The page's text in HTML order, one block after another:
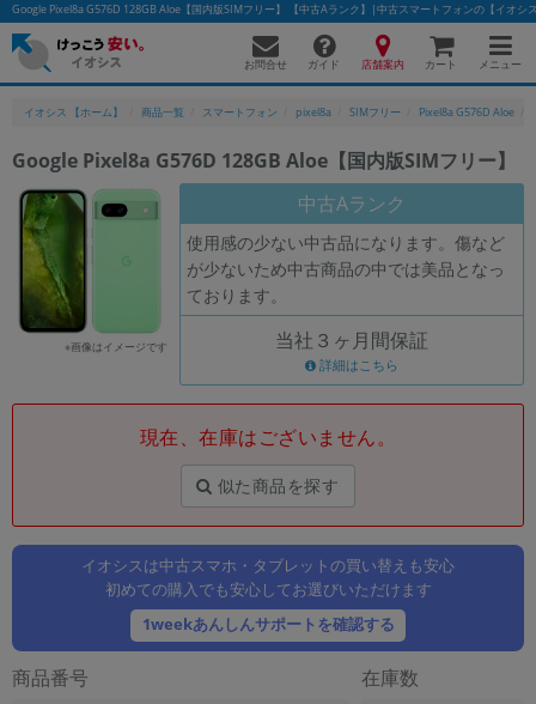
Google Pixel8a G576D 128GB Aloe【国内版SIMフリー】 【中古Aランク】|中古スマートフォンの【イオシ
お問合せ ガイド 店舗案内 カート メニュー
イオシス 【ホーム】 商品一覧 スマートフォン pixel8a SIMフリー Pixel8a G576D Aloe
Google Pixel8a G576D 128GB Aloe【国内版SIMフリー】
※画像はイメージです
中古Aランク
使用感の少ない中古品になります。傷など
が少ないため中古商品の中では美品となっ
ております。
当社３ヶ月間保証
詳細はこちら
現在、在庫はございません。
似た商品を探す
イオシスは中古スマホ・タブレットの買い替えも安心
初めての購入でも安心してお選びいただけます
1weekあんしんサポートを確認する
商品番号 在庫数
かんたんパソコン検索に切り替える
フリーワード
除外ワード
カテゴリー
商品ジャンルの絞り込み
「スマートフォン」「タブレット」など
製造、販売メーカーの絞り込み
「Apple」「SONY」「SHARP」など
機能・特徴